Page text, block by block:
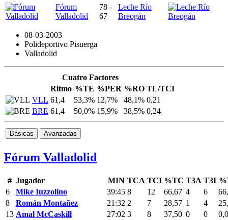
Fórum
Valladolid
78 -
67
Leche Río
Breogán
08-03-2003
Polideportivo Pisuerga
Valladolid
Cuatro Factores
Ritmo %TE %PER %RO TL/TCI
VLL 61,4 53,3% 12,7% 48,1% 0,21
BRE 61,4 50,0% 15,9% 38,5% 0,24
Básicas Avanzadas
Fórum Valladolid
# Jugador MIN TCA TCI %TC T3A T3I
6
Mike Iuzzolino 39:45 8 12 66,67 4 6
8
Román Montañez 21:32 2 7 28,57 1 4
13 Amal McCaskill 27:02 3 8 37,50 0 0
0,0